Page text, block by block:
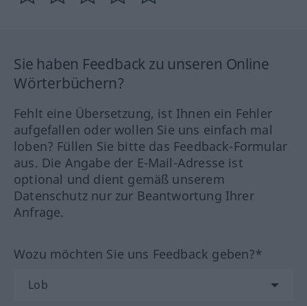
Sie haben Feedback zu unseren Online
Wörterbüchern?
Fehlt eine Übersetzung, ist Ihnen ein Fehler
aufgefallen oder wollen Sie uns einfach mal
loben? Füllen Sie bitte das Feedback-Formular
aus. Die Angabe der E-Mail-Adresse ist
optional und dient gemäß unserem
Datenschutz nur zur Beantwortung Ihrer
Anfrage.
Wozu möchten Sie uns Feedback geben?*